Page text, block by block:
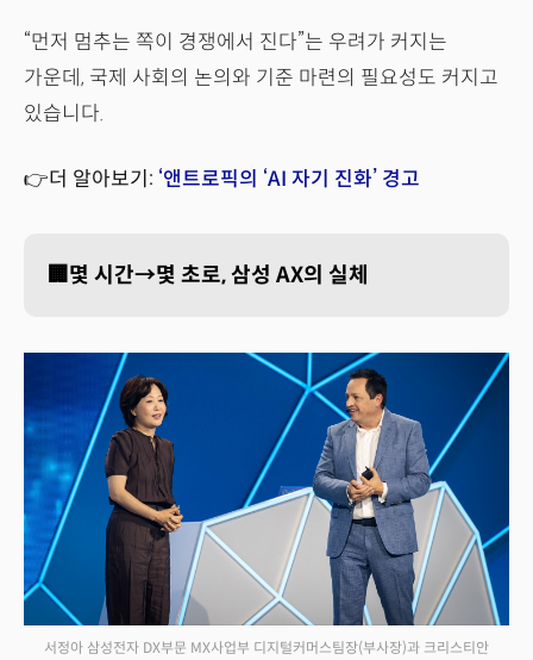
“먼저 멈추는 쪽이 경쟁에서 진다”는 우려가 커지는
가운데, 국제 사회의 논의와 기준 마련의 필요성도 커지고
있습니다.
👉더 알아보기: ‘앤트로픽의 ‘AI 자기 진화’ 경고
🏢몇 시간→몇 초로, 삼성 AX의 실체
서정아 삼성전자 DX부문 MX사업부 디지털커머스팀장(부사장)과 크리스티안